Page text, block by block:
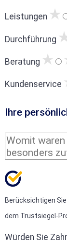
Leistungen
Durchführung
Beratung
Kundenservice
Ihre
Berücksichtigen
dem Trustsiegel-
Würden Sie